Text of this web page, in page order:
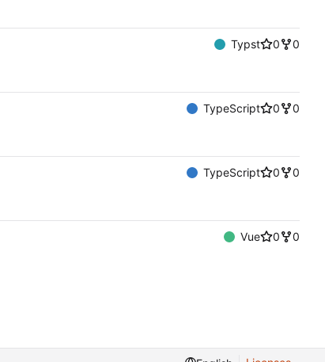
Typst 0
0
TypeScript 0
0
TypeScript 0
0
Vue 0
0